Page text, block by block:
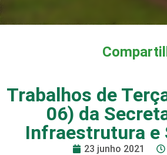
Trabalhos de
06) da
Infraestrutura e
23 junho 2021